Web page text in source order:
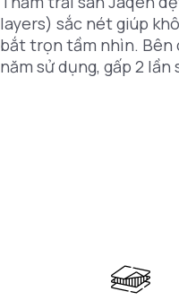
layers) sắc nét giúp
bắt trọn tầm nhìn. Bên
năm sử dụng, gấp 2